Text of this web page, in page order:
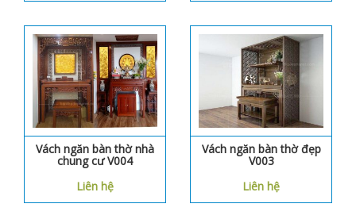
Vách ngăn bàn thờ nhà
chung cư V004
Liên hệ
Vách ngăn bàn thờ đẹp
V003
Liên hệ